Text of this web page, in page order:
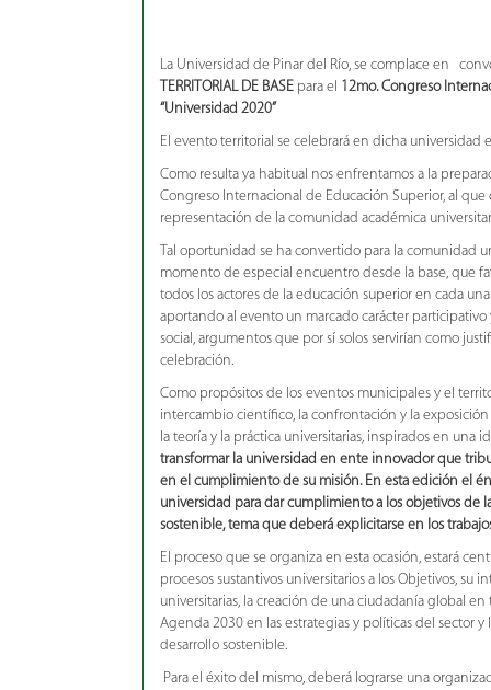
La Universidad de Pinar del Río, se complace en
TERRITORIAL DE BASE para el 12mo. Congreso
“Universidad 2020”
El evento territorial se celebrará en dicha universidad
Como resulta ya habitual nos enfrentamos a la
Congreso Internacional de Educación Superior, al
representación de la comunidad académica
Tal oportunidad se ha convertido para la comunidad
momento de especial encuentro desde la base, que
todos los actores de la educación superior en cada
aportando al evento un marcado carácter
social, argumentos que por sí solos servirían como
celebración.
Como propósitos de los eventos municipales y el
intercambio científico, la confrontación y la
la teoría y la práctica universitarias, inspirados en una
transformar la universidad en ente innovador que
en el cumplimiento de su misión. En esta edición el
universidad para dar cumplimiento a los objetivos de
sostenible, tema que deberá explicitarse en los
El proceso que se organiza en esta ocasión, estará
procesos sustantivos universitarios a los Objetivos, su
universitarias, la creación de una ciudadanía global
Agenda 2030 en las estrategias y políticas del sector
desarrollo sostenible.
Para el éxito del mismo, deberá lograrse una